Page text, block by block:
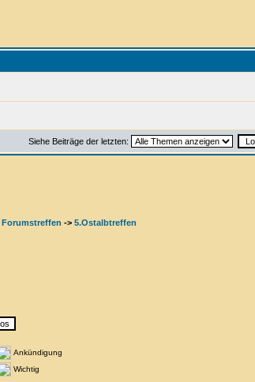
Siehe Beiträge der letzten:
Forumstreffen -> 5.Ostalbtreffen
Ankündigung
Wichtig